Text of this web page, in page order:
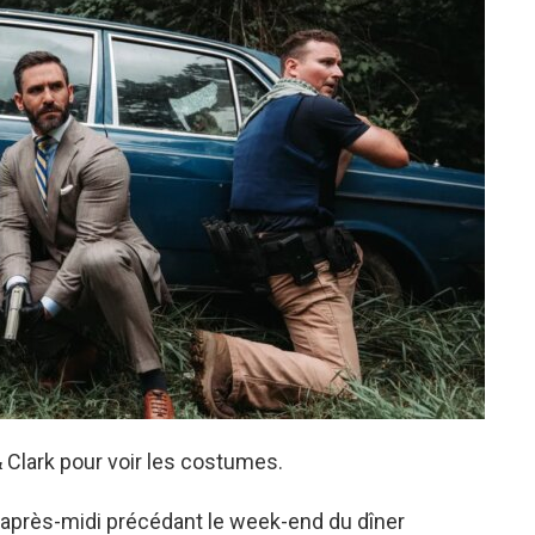
pour voir les costumes.
midi précédant le week-end du dîner